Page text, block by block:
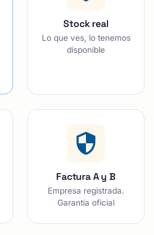
Stock real
Lo que ves, lo tenemos
disponible
Factura A y B
Empresa registrada.
Garantía oficial